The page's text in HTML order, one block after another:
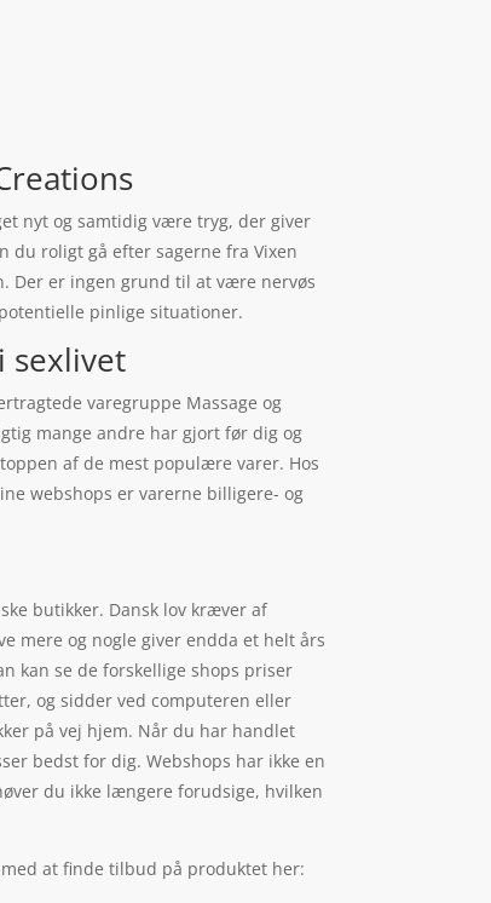
nyt og samtidig være tryg, der giver
du roligt gå efter sagerne fra Vixen
Der er ingen grund til at være nervøs
pinlige situationer.
sexlivet
varegruppe Massage og
mange andre har gjort før dig og
af de mest populære varer. Hos
webshops er varerne billigere- og
butikker. Dansk lov kræver af
mere og nogle giver endda et helt års
kan se de forskellige shops priser
og sidder ved computeren eller
på vej hjem. Når du har handlet
bedst for dig. Webshops har ikke en
du ikke længere forudsige, hvilken
at finde tilbud på produktet her: